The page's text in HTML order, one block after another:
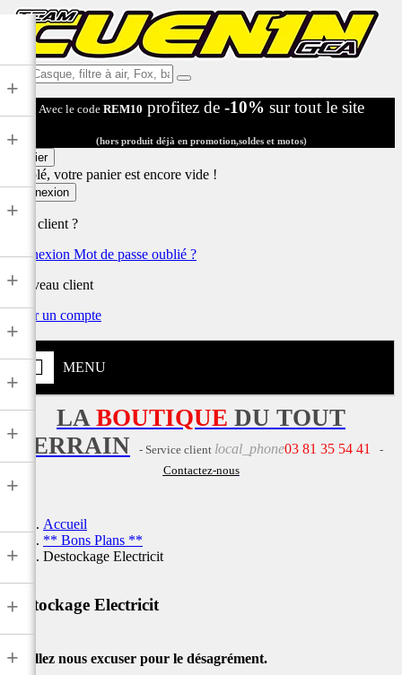
Ex:
Casque,
filtre
air,
Fox,
...
Avec le code REM10 profitez de -10% sur tout le site
(hors produit déjà en promotion,soldes et motos)
Panier
Désolé, votre panier est encore vide !
Connexion
Déjà client ?
Connexion Mot de passe oublié ?
Nouveau client
Créer un compte
MENU
+
+
+
+
+
+
+
+
+
+
+
LA BOUTIQUE DU TOUT
TERRAIN
- Service client local_phone03 81 35 54 41
-
Contactez-nous
Accueil
** Bons Plans **
Destockage Electricit
Destockage Electricit
Veuillez nous excuser pour le désagrément.